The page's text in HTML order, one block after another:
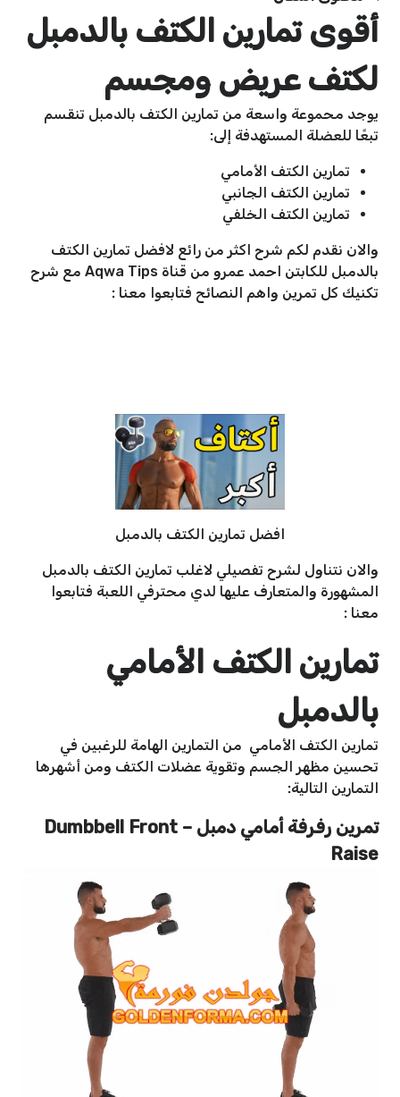
أقوىتمارين الكتف بالدمبل
لكتف عريض ومجسم
يوجد محموعة واسعة من تمارين الكتف بالدمبل تنقسم
تبعًا للعضلة المستهدفة إلى:
تمارين الكتف الأمامي
تمارين الكتف الجانبي
تمارين الكتف الخلفي
والان نقدم لكم شرح اكثر من رائع لافضل تمارين الكتف
بالدمبل للكابتن احمد عمرو من قناة Aqwa Tips مع شرح
تكنيك كل تمرين واهم النصائح فتابعوا معنا :
افضل تمارين الكتف بالدمبل
والان نتناول لشرح تفصيلي لاغلب تمارين الكتف بالدمبل
المشهورة والمتعارف عليها لدي محترفي اللعبة فتابعوا
معنا :
تمارين الكتف الأمامي
بالدمبل
تمارين الكتف الأمامي من التمارين الهامة للرغبين في
تحسين مظهر الجسم وتقوية عضلات الكتف ومن أشهرها
التمارين التالية:
تمرين رفرفة أمامي دمبل – Dumbbell Front
Raise